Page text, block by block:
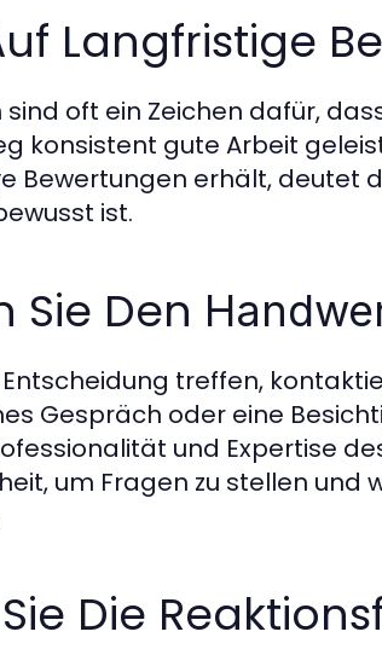
Langfristige
oft ein Zeichen dafür,
konsistent gute Arbeit
Bewertungen erhält, deutet
ist.
Sie Den
treffen,
Gespräch oder eine
und Expertise
um Fragen zu stellen
Die